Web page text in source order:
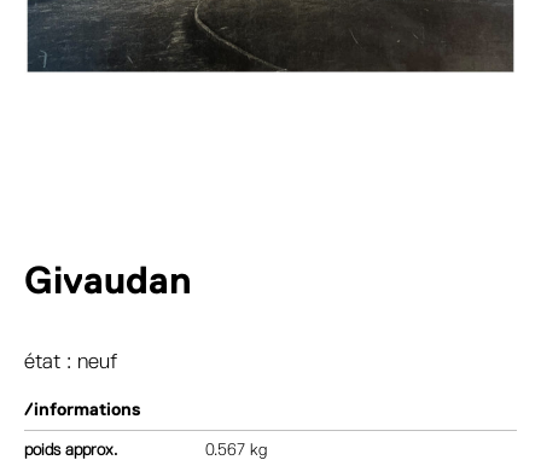
Givaudan
état : neuf
/informations
poids 0.567 kg